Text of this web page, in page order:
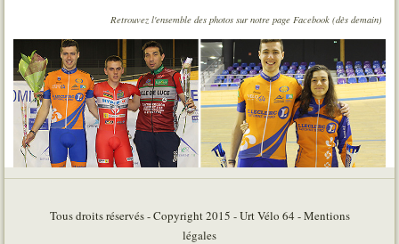
Retrouvez l'ensemble des photos sur notre page Facebook (dès demain)
Tous droits réservés - Copyright 2015 - Urt Vélo 64 - Mentions
légales